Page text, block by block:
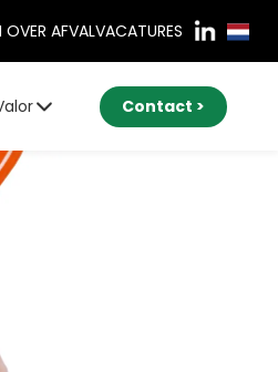
OVER AFVALVACATURES
Contact >